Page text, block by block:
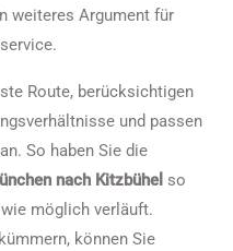
weiteres Argument für
Route, berücksichtigen
und passen
So haben Sie die
nach Kitzbühel so
möglich verläuft.
können Sie